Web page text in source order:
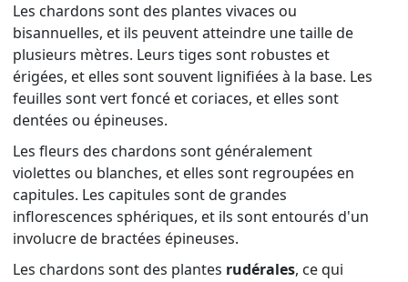
Les chardons sont des plantes vivaces ou
bisannuelles, et ils peuvent atteindre une taille de
plusieurs mètres. Leurs tiges sont robustes et
érigées, et elles sont souvent lignifiées à la base. Les
feuilles sont vert foncé et coriaces, et elles sont
dentées ou épineuses.
Les fleurs des chardons sont généralement
violettes ou blanches, et elles sont regroupées en
capitules. Les capitules sont de grandes
inflorescences sphériques, et ils sont entourés d'un
involucre de bractées épineuses.
Les chardons sont des plantes rudérales, ce qui